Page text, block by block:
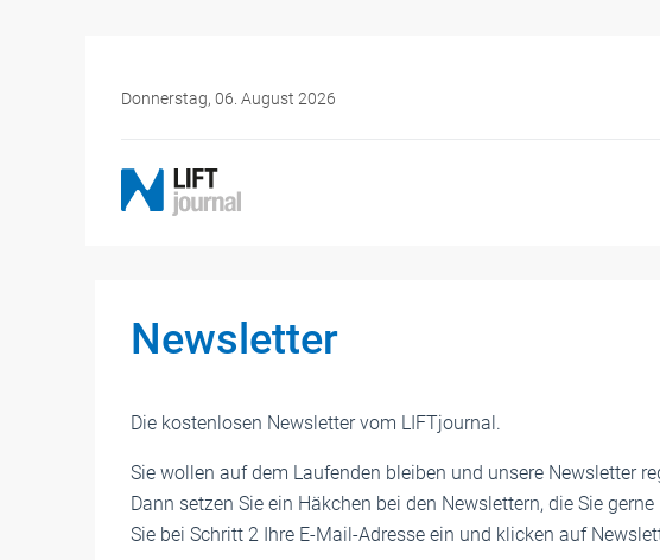
Donnerstag, 06. August 2026
Newsletter
Die kostenlosen Newsletter vom LIFTjournal.
Sie wollen auf dem Laufenden bleiben und unsere Newsletter
Dann setzen Sie ein Häkchen bei den Newslettern, die Sie
Sie bei Schritt 2 Ihre E-Mail-Adresse ein und klicken auf